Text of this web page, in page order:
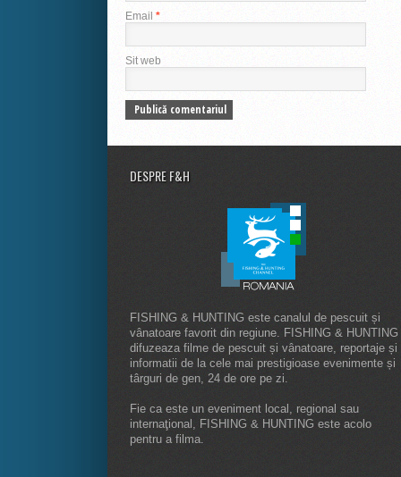
Email *
Sit web
DESPRE F&H
FISHING & HUNTING este canalul de pescuit și
vânatoare favorit din regiune. FISHING & HUNTING
difuzeaza filme de pescuit și vânatoare, reportaje și
informatii de la cele mai prestigioase evenimente și
târguri de gen, 24 de ore pe zi.
Fie ca este un eveniment local, regional sau
internaţional, FISHING & HUNTING este acolo
pentru a filma.